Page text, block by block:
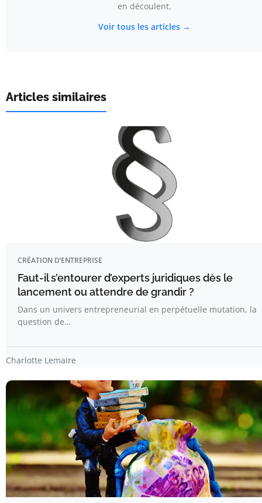
en découlent.
Voir tous les articles →
Articles similaires
CRÉATION D’ENTREPRISE
Faut-il s’entourer d’experts juridiques dès le
lancement ou attendre de grandir ?
Dans un univers entrepreneurial en perpétuelle mutation, la
question de…
Charlotte Lemaire